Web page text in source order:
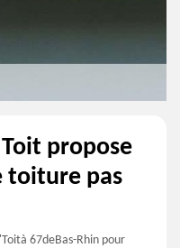
propose
toiture pas
67deBas-Rhin pour